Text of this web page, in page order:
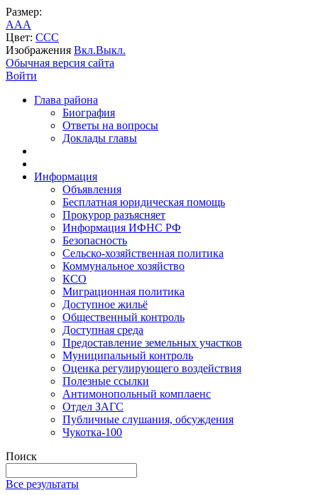
Размер:
AAA
Цвет: CCC
Изображения Вкл.Выкл.
Обычная версия сайта
Войти
Глава района
Биография
Ответы на вопросы
Доклады главы
Информация
Объявления
Бесплатная юридическая помощь
Прокурор разъясняет
Информация ИФНС РФ
Безопасность
Сельско-хозяйственная политика
Коммунальное хозяйство
КСО
Миграционная политика
Доступное жильё
Общественный контроль
Доступная среда
Предоставление земельных участков
Муниципальный контроль
Оценка регулирующего воздействия
Полезные ссылки
Антимонопольный комплаенс
Отдел ЗАГС
Публичные слушания, обсуждения
Чукотка-100
Поиск
Все результаты